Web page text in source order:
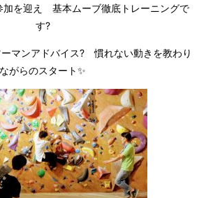
加を迎え 基本ムーブ徹底トレーニングで
す?
マンアドバイス? 慣れない動きを教わり
ながらのスタート✨